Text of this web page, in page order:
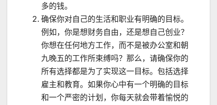
多的钱。
确保你对自己的生活和职业有明确的目标。
例如，你是想财务自由，还是想自己创业？
你想在任何地方工作，而不是被办公室和朝
九晚五的工作所束缚吗？那么，请确保你的
所有选择都是为了实现这一目标。包括选择
雇主和教育。如果你心中有一个明确的目标
和一个严密的计划，你每天就会带着愉悦的